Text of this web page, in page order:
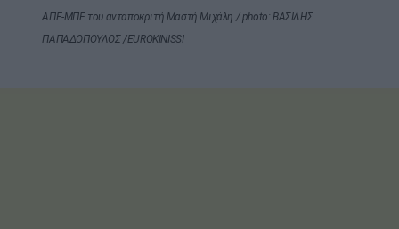
ΑΠΕ-ΜΠΕ του ανταποκριτή Μαστή Μιχάλη / photo: ΒΑΣΙΛΗΣ
ΠΑΠΑΔΟΠΟΥΛΟΣ /EUROKINISSI